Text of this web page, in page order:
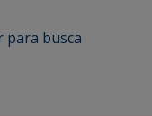
para busca